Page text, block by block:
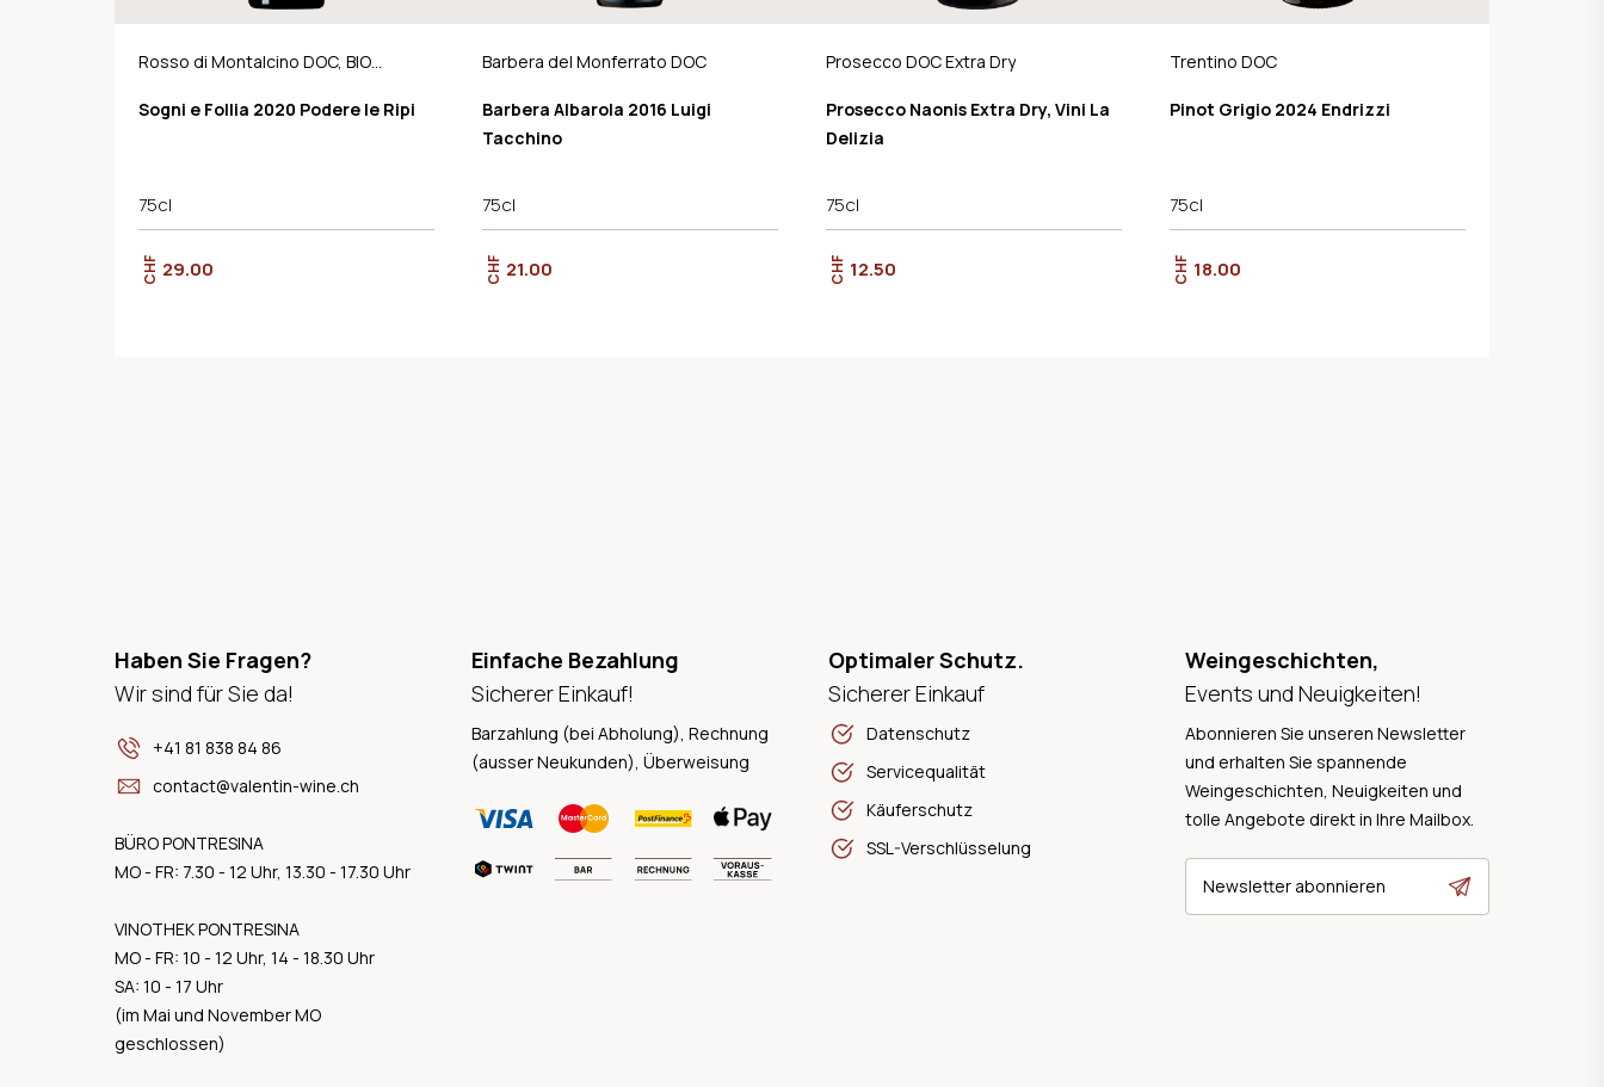
Rosso di Montalcino DOC, BIO-
Sogni e Follia 2020 Podere le Ripi
75cl
CHF 29.00
Barbera del Monferrato DOC
Barbera Albarola 2016 Luigi
Tacchino
75cl
CHF 21.00
Prosecco DOC Extra Dry
Prosecco Naonis Extra Dry, Vini La
Delizia
75cl
CHF 12.50
Trentino DOC
Pinot Grigio 2024 Endrizzi
75cl
CHF 18.00
Haben Sie Fragen?
Wir sind für Sie da!
+41 81 838 84 86
contact@valentin-wine.ch
BÜRO PONTRESINA
MO - FR: 7.30 - 12 Uhr, 13.30 - 17.30 Uhr
VINOTHEK PONTRESINA
MO - FR: 10 - 12 Uhr, 14 - 18.30 Uhr
SA: 10 - 17 Uhr
(im Mai und November MO
geschlossen)
Einfache Bezahlung
Sicherer Einkauf!
Barzahlung (bei Abholung), Rechnung
(ausser Neukunden), Überweisung
Optimaler Schutz.
Sicherer Einkauf
Datenschutz
Servicequalität
Käuferschutz
SSL-Verschlüsselung
Weingeschichten,
Events und Neuigkeiten!
Abonnieren Sie unseren Newsletter
und erhalten Sie spannende
Weingeschichten, Neuigkeiten und
tolle Angebote direkt in Ihre Mailbox.
Newsletter abonnieren